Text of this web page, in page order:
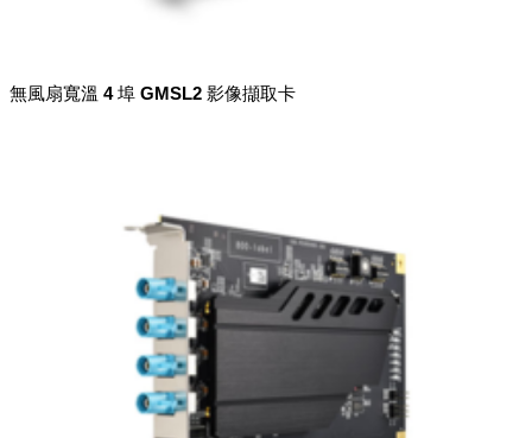
無風扇寬溫 4 埠 GMSL2 影像擷取卡